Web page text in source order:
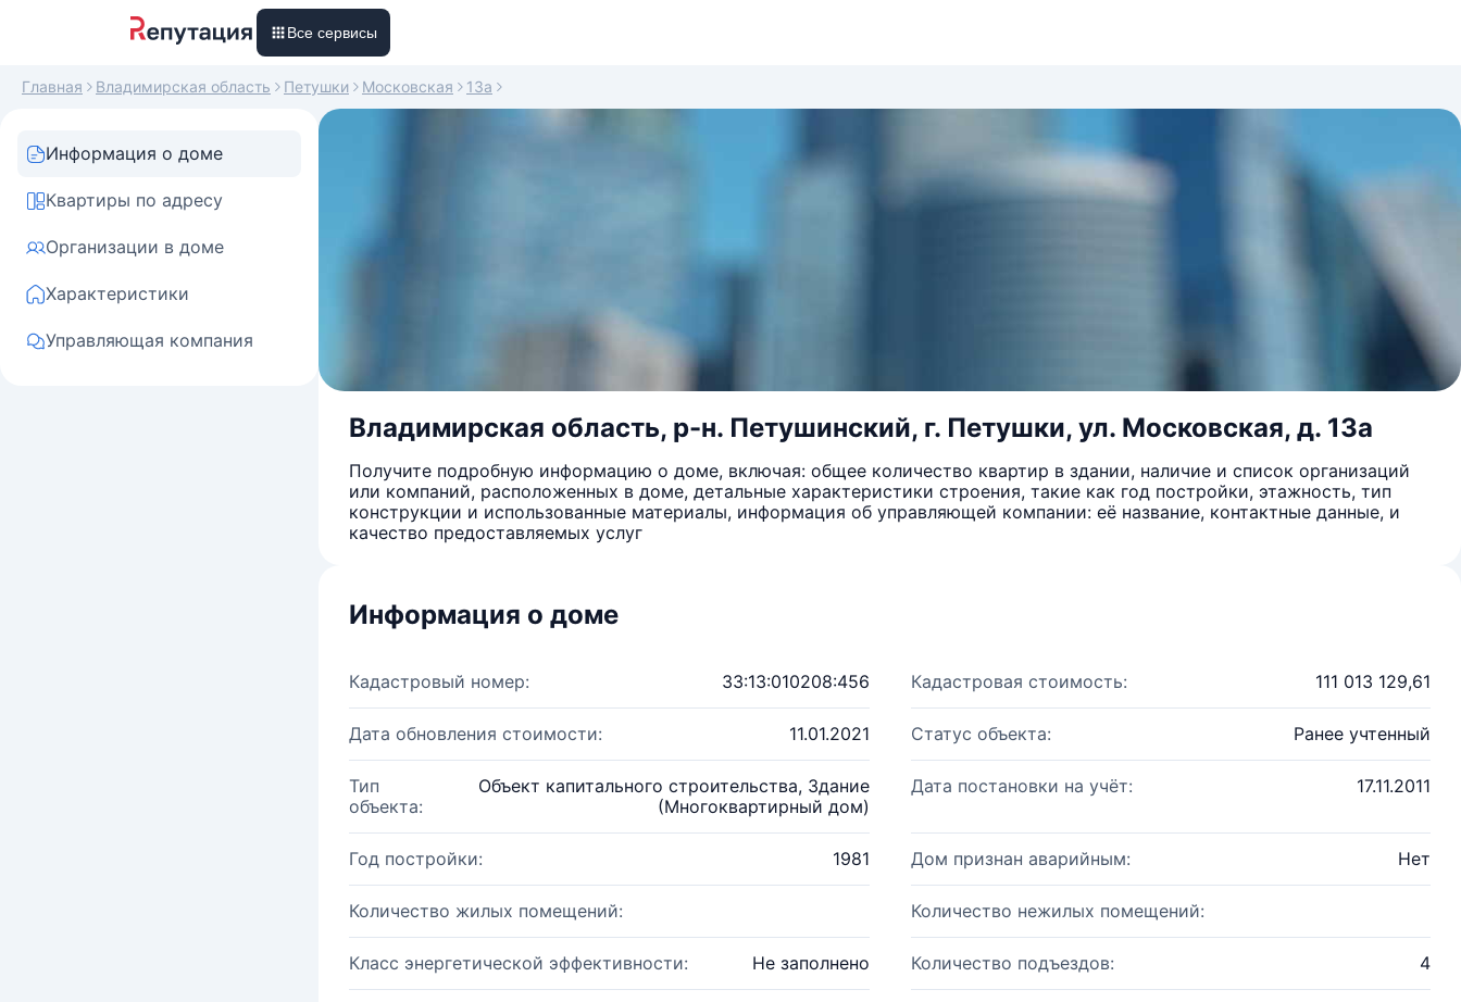
Все сервисы
Главная Владимирская область Петушки Московская 13а
Информация о доме
Квартиры по адресу
Организации в доме
Характеристики
Управляющая компания
Владимирская область, р-н. Петушинский, г. Петушки, ул. Московская, д. 13а
Получите подробную информацию о доме, включая: общее количество квартир в здании, наличие и список организаций
или компаний, расположенных в доме, детальные характеристики строения, такие как год постройки, этажность, тип
конструкции и использованные материалы, информация об управляющей компании: её название, контактные данные, и
качество предоставляемых услуг
Информация о доме
Кадастровый номер: 33:13:010208:456 Кадастровая стоимость: 111 013 129,61
Дата обновления стоимости: 11.01.2021 Статус объекта: Ранее учтенный
Тип
объекта:
Объект капитального строительства, Здание
(Многоквартирный дом)
Дата постановки на учёт: 17.11.2011
Год постройки: 1981 Дом признан аварийным: Нет
Количество жилых помещений: Количество нежилых помещений:
Класс энергетической эффективности: Не заполнено Количество подъездов: 4